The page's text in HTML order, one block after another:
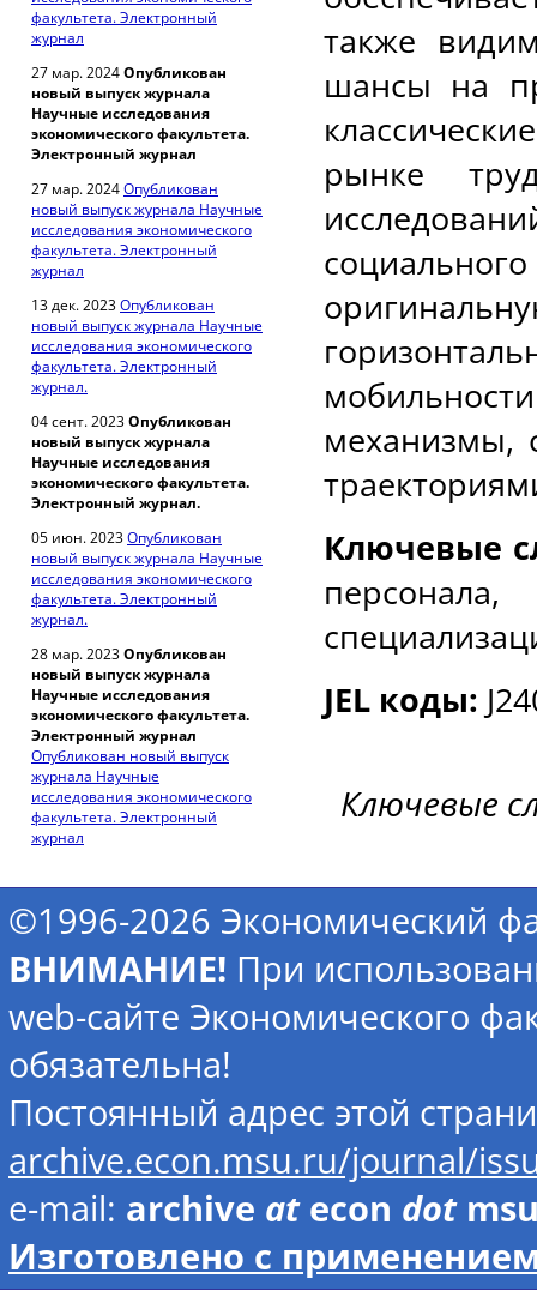
факультета. Электронный
журнал
27 мар. 2024Опубликован
новый выпуск журнала
Научные исследования
экономического факультета.
Электронный журнал
27 мар. 2024Опубликован
новый выпуск журнала Научные
исследования экономического
факультета. Электронный
журнал
13 дек. 2023Опубликован
новый выпуск журнала Научные
исследования экономического
факультета. Электронный
журнал.
04 сент. 2023Опубликован
новый выпуск журнала
Научные исследования
экономического факультета.
Электронный журнал.
05 июн. 2023Опубликован
новый выпуск журнала Научные
исследования экономического
факультета. Электронный
журнал.
28 мар. 2023Опубликован
новый выпуск журнала
Научные исследования
экономического факультета.
Электронный журнал
Опубликован новый выпуск
журнала Научные
исследования экономического
факультета. Электронный
журнал
также
шансы на
рынке
механизмы,
Ключевые
JEL коды:
Ключевые
©1996-2026 Экономический
ВНИМАНИЕ! При
web-сайте Экономического
обязательна!
Постоянный адрес этой
archive.econ.msu.ru/journal/
e-mail: archive atecon dot
Изготовлено с